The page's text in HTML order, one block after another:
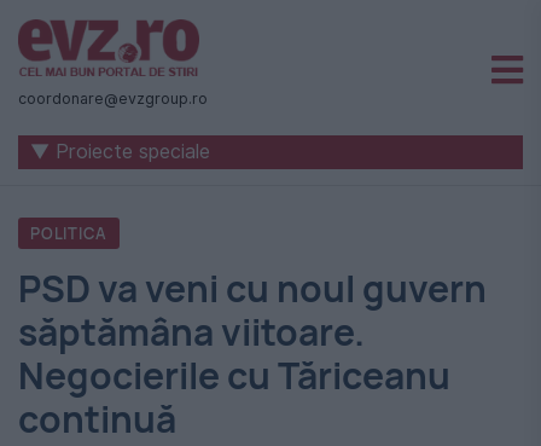
Știri
naționale
internaționale
România
-
Evenimentul
Zilei
coordonare@evzgroup.ro
▼ Proiecte speciale
POLITICA
PSD va veni cu noul guvern
săptămâna viitoare.
Negocierile cu Tăriceanu
continuă